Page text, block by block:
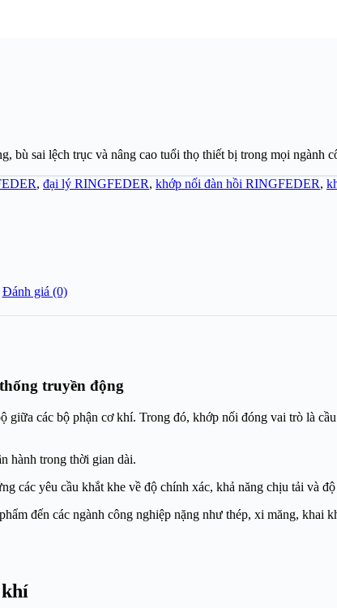
sai lệch trục và nâng cao tuổi thọ thiết bị trong mọi ngành
, đại lý RINGFEDER, khớp nối đàn hồi RINGFEDER,
Đánh giá (0)
truyền động
các bộ phận cơ khí. Trong đó, khớp nối đóng vai trò là
hành trong thời gian dài.
các yêu cầu khắt khe về độ chính xác, khả năng chịu tải và độ
đến các ngành công nghiệp nặng như thép, xi măng, khai